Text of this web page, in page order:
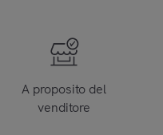
A proposito del
venditore